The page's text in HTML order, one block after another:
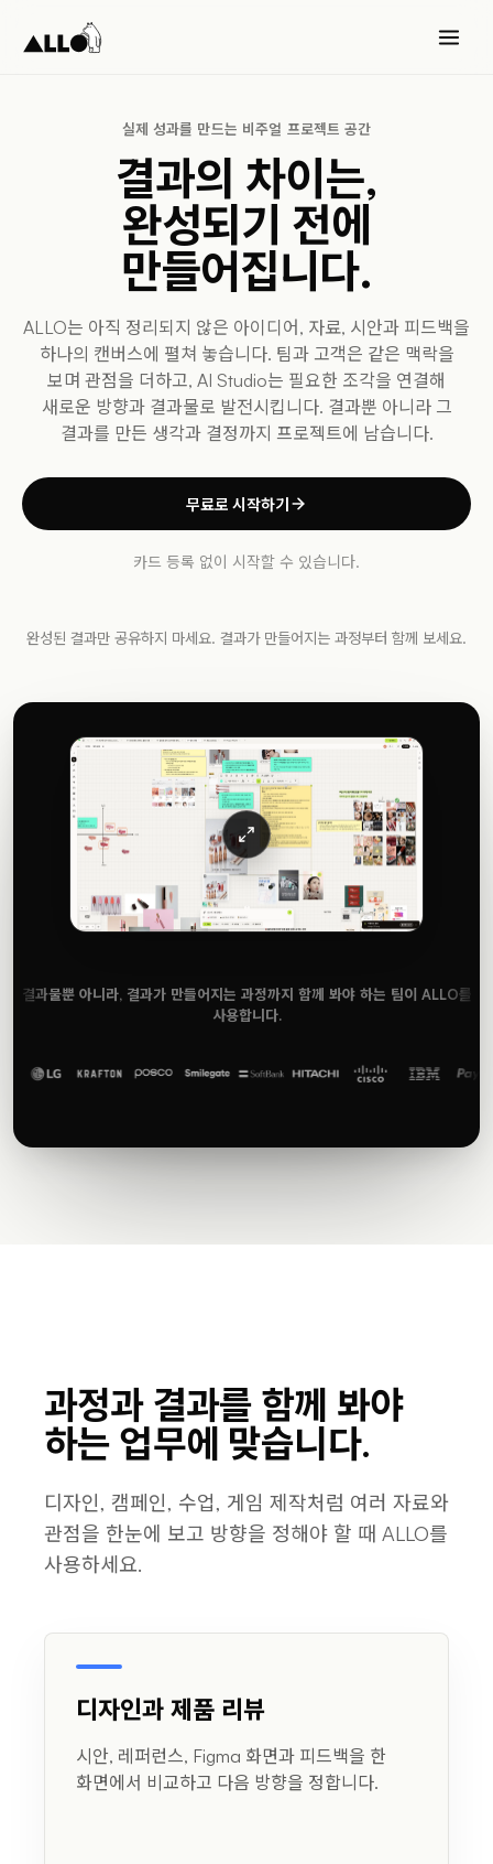
실제 성과를 만드는 비주얼 프로젝트 공간
결과의 차이는,
완성되기 전에
만들어집니다.
ALLO는 아직 정리되지 않은 아이디어, 자료, 시안과 피드백을
하나의 캔버스에 펼쳐 놓습니다. 팀과 고객은 같은 맥락을
보며 관점을 더하고, AI Studio는 필요한 조각을 연결해
새로운 방향과 결과물로 발전시킵니다. 결과뿐 아니라 그
결과를 만든 생각과 결정까지 프로젝트에 남습니다.
무료로 시작하기
카드 등록 없이 시작할 수 있습니다.
완성된 결과만 공유하지 마세요. 결과가 만들어지는 과정부터 함께 보세요.
결과물뿐 아니라, 결과가 만들어지는 과정까지 함께 봐야 하는 팀이 ALLO를
사용합니다.
과정과 결과를 함께 봐야
하는 업무에 맞습니다.
디자인, 캠페인, 수업, 게임 제작처럼 여러 자료와
관점을 한눈에 보고 방향을 정해야 할 때 ALLO를
사용하세요.
디자인과 제품 리뷰
시안, 레퍼런스, Figma 화면과 피드백을 한
화면에서 비교하고 다음 방향을 정합니다.